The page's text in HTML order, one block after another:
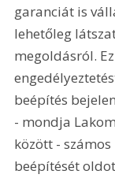
garanciát is
lehetőleg
megoldásról.
beépítés
- mondja
között -
beépítését